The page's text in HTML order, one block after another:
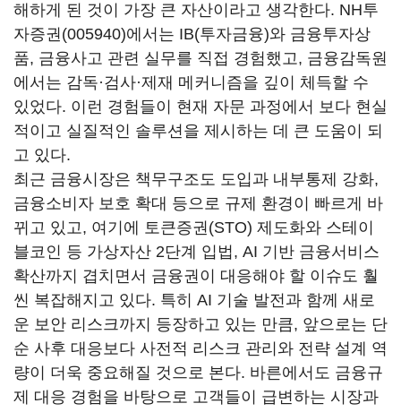
해하게 된 것이 가장 큰 자산이라고 생각한다. NH투
자증권(005940)에서는 IB(투자금융)와 금융투자상
품, 금융사고 관련 실무를 직접 경험했고, 금융감독원
에서는 감독·검사·제재 메커니즘을 깊이 체득할 수
있었다. 이런 경험들이 현재 자문 과정에서 보다 현실
적이고 실질적인 솔루션을 제시하는 데 큰 도움이 되
고 있다.
최근 금융시장은 책무구조도 도입과 내부통제 강화,
금융소비자 보호 확대 등으로 규제 환경이 빠르게 바
뀌고 있고, 여기에 토큰증권(STO) 제도화와 스테이
블코인 등 가상자산 2단계 입법, AI 기반 금융서비스
확산까지 겹치면서 금융권이 대응해야 할 이슈도 훨
씬 복잡해지고 있다. 특히 AI 기술 발전과 함께 새로
운 보안 리스크까지 등장하고 있는 만큼, 앞으로는 단
순 사후 대응보다 사전적 리스크 관리와 전략 설계 역
량이 더욱 중요해질 것으로 본다. 바른에서도 금융규
제 대응 경험을 바탕으로 고객들이 급변하는 시장과